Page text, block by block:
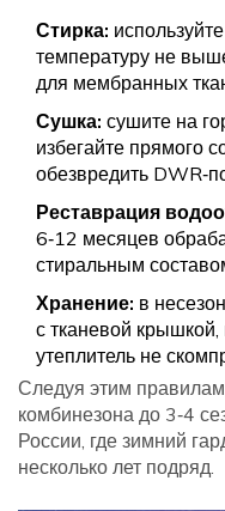
Стирка:
температуру не
для мембранных
Сушка: сушите на
избегайте прямого
обезвредить
Реставрация
6‑12 месяцев
стиральным
Хранение: в
с тканевой крышкой,
утеплитель не
Следуя этим
комбинезона до 3‑4
России, где зимний
несколько лет подряд.